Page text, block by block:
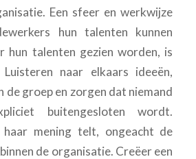
Een sfeer en werkwijze
hun talenten kunnen
hun talenten gezien worden, is
naar elkaars ideeën,
de groep en zorgen dat niemand
buitengesloten wordt.
mening telt, ongeacht de
de organisatie. Creëer een